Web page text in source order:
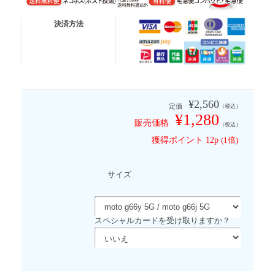
宅急便コンパクト
決済方法
定価 ¥2,560 （税込）
販売価格 ¥1,280 （税込）
獲得ポイント 12p (1倍)
サイズ
スペシャルカードを受け取りますか？